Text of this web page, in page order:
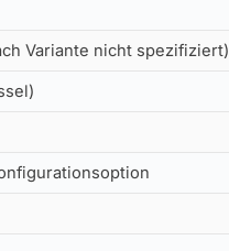
Variante nicht spezifiziert)